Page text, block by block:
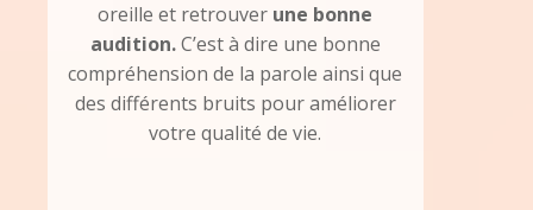
oreille et retrouver une bonne
audition.C’est à dire une bonne
compréhension de la parole ainsi que
des différents bruits pour améliorer
votre qualité de vie.